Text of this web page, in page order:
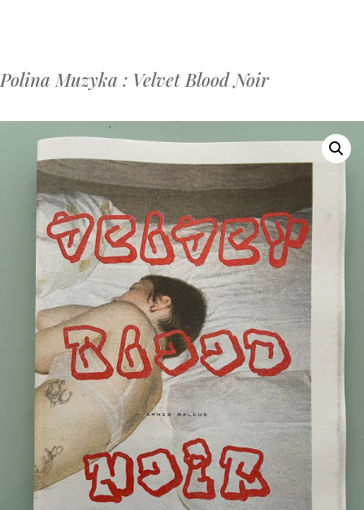
Polina Muzyka : Velvet Blood Noir